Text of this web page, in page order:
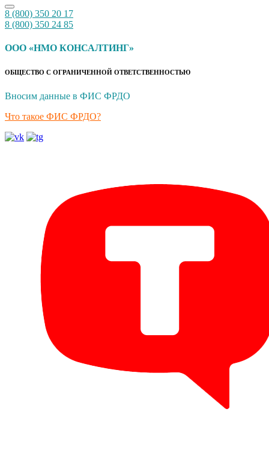
8 (800) 350 20 17
8 (800) 350 24 85
ООО «НМО КОНСАЛТИНГ»
ОБЩЕСТВО С ОГРАНИЧЕННОЙ ОТВЕТСТВЕННОСТЬЮ
Вносим данные в ФИС ФРДО
Что такое ФИС ФРДО?